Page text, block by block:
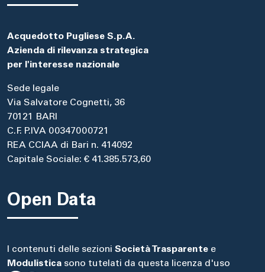
Acquedotto Pugliese S.p.A.
Azienda di rilevanza strategica
per l'interesse nazionale
Sede legale
Via Salvatore Cognetti, 36
70121 BARI
C.F. P.IVA 00347000721
REA CCIAA di Bari n. 414092
Capitale Sociale: € 41.385.573,60
Open Data
I contenuti delle sezioni Società Trasparente e
Modulistica sono tutelati da questa licenza d'uso